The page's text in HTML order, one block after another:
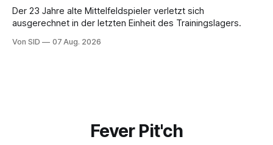
Der 23 Jahre alte Mittelfeldspieler verletzt sich
ausgerechnet in der letzten Einheit des Trainingslagers.
Von SID 07 Aug. 2026
Fever Pit'ch